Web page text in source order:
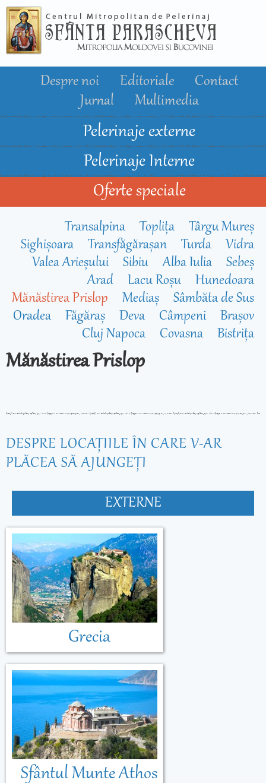
conţinutul
principal
Despre noi Editoriale
Contact
Jurnal
Multimedia
Pelerinaje externe
Pelerinaje Interne
Oferte speciale
Transalpina Toplița
Târgu Mureș
Sighișoara
Transfăgărașan Turda
Vidra
Valea Arieșului
Sibiu Alba Iulia
Sebeș
Arad
Lacu Roșu
Hunedoara
Mănăstirea Prislop
Mediaș
Sâmbăta de Sus
Oradea
Făgăraș Deva Câmpeni
Brașov
Cluj Napoca
Covasna Bistrița
Mănăstirea Prislop
DESPRE LOCAŢIILE ÎN CARE V-AR
PLĂCEA SĂ AJUNGEŢI
EXTERNE
Grecia
Sfântul Munte Athos